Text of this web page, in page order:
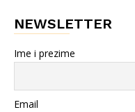
NEWSLETTER
Ime i prezime
Email